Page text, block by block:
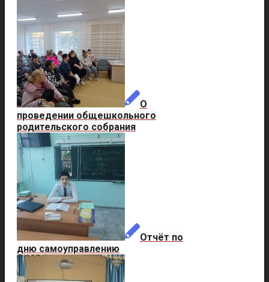
О
проведении общешкольного
родительского собрания
Отчёт по
дню самоуправлению